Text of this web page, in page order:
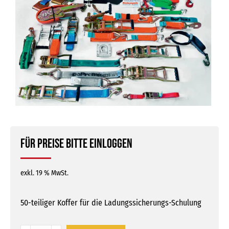
Für Preise bitte einloggen
exkl. 19 % MwSt.
50-teiliger Koffer für die Ladungssicherungs-Schulung